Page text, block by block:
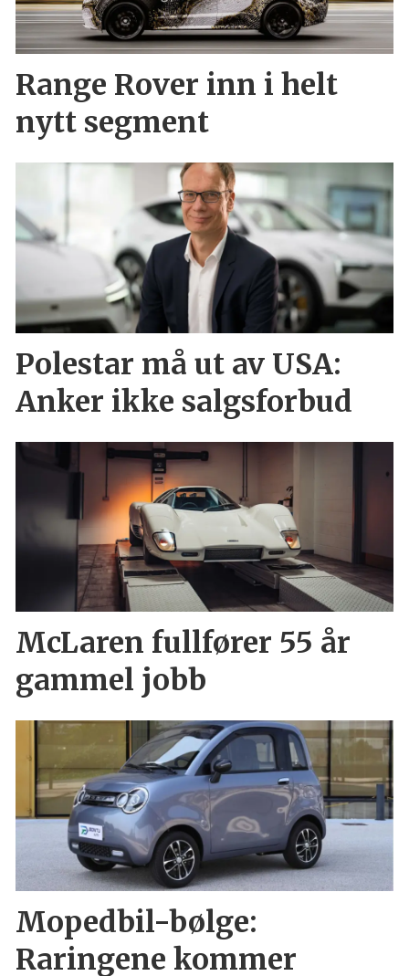
Range Rover inn i helt
nytt segment
Polestar må ut av USA:
Anker ikke salgsforbud
McLaren fullfører 55 år
gammel jobb
Mopedbil-bølge:
Raringene kommer